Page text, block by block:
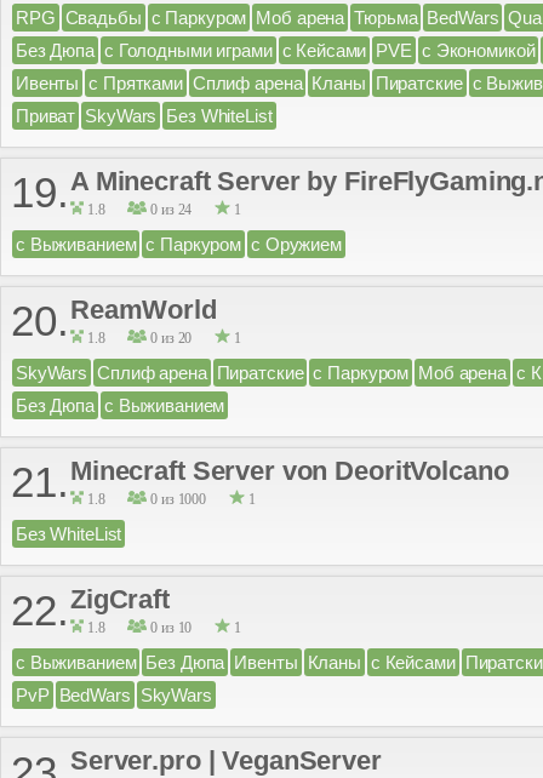
RPG Свадьбы с Паркуром Моб арена Тюрьма BedWars
Без Дюпа с Голодными играми с Кейсами PVE с Экономикой
Ивенты с Прятками Сплиф арена Кланы Пиратские с
Приват SkyWars Без WhiteList
19.A Minecraft Server by
1.8 0 из 24 1
с Выживанием с Паркуром с Оружием
20. ReamWorld
1.8 0 из 20 1
SkyWars Сплиф арена Пиратские с Паркуром Моб арена с
Без Дюпа с Выживанием
21. Minecraft Server von DeoritVolcano
1.8 0 из 1000 1
Без WhiteList
22.ZigCraft
1.8 0 из 10 1
с Выживанием Без Дюпа Ивенты Кланы с Кейсами
PvP BedWars SkyWars
Server.pro | VeganServer